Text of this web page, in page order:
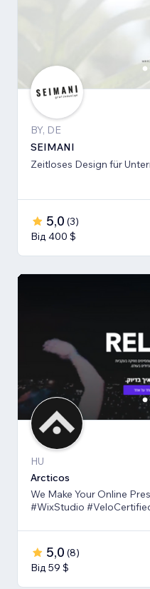
BY, DE
SEIMANI
Zeitloses Design für
5,0 (3)
Від 400 $
HU
Arcticos
We Make Your Online
#WixStudio
5,0 (8)
Від 59 $